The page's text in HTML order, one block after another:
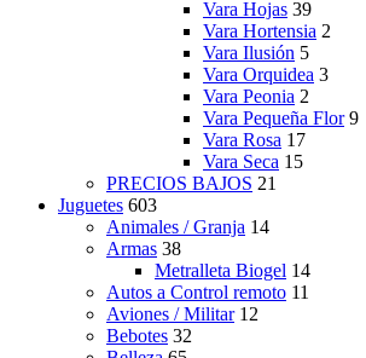
Vara Hojas 39
Vara Hortensia 2
Vara Ilusión 5
Vara Orquidea 3
Vara Peonia 2
Vara Pequeña Flor 9
Vara Rosa 17
Vara Seca 15
PRECIOS BAJOS 21
Juguetes 603
Animales / Granja 14
Armas 38
Metralleta Biogel 14
Autos a Control remoto 11
Aviones / Militar 12
Bebotes 32